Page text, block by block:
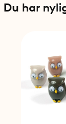
Du har